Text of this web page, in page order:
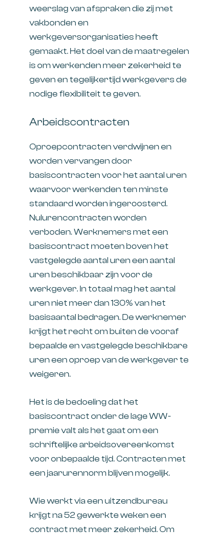
weerslag van afspraken die zij met
vakbonden en
werkgeversorganisaties heeft
gemaakt. Het doel van de maatregelen
is om werkenden meer zekerheid te
geven en tegelijkertijd werkgevers de
nodige flexibiliteit te geven.
Arbeidscontracten
Oproepcontracten verdwijnen en
worden vervangen door
basiscontracten voor het aantal uren
waarvoor werkenden ten minste
standaard worden ingeroosterd.
Nulurencontracten worden
verboden. Werknemers met een
basiscontract moeten boven het
vastgelegde aantal uren een aantal
uren beschikbaar zijn voor de
werkgever. In totaal mag het aantal
uren niet meer dan 130% van het
basisaantal bedragen. De werknemer
krijgt het recht om buiten de vooraf
bepaalde en vastgelegde beschikbare
uren een oproep van de werkgever te
weigeren.
Het is de bedoeling dat het
basiscontract onder de lage WW-
premie valt als het gaat om een
schriftelijke arbeidsovereenkomst
voor onbepaalde tijd. Contracten met
een jaarurennorm blijven mogelijk.
Wie werkt via een uitzendbureau
krijgt na 52 gewerkte weken een
contract met meer zekerheid. Om